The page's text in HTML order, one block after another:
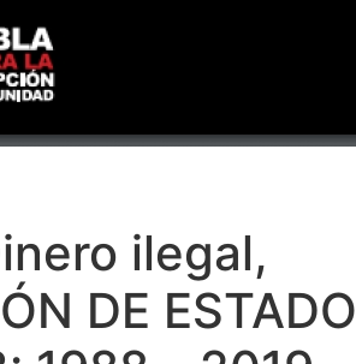
ilegal,
DE ESTADO